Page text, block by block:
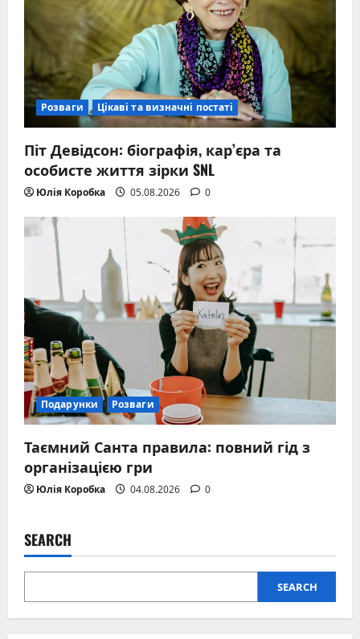
Розваги Цікаві та визначні постаті
Піт Девідсон: біографія, кар’єра та
особисте життя зірки SNL
Юлія Коробка 05.08.2026 0
Подарунки Розваги
Таємний Санта правила: повний гід з
організацією гри
Юлія Коробка 04.08.2026 0
SEARCH
SEARCH